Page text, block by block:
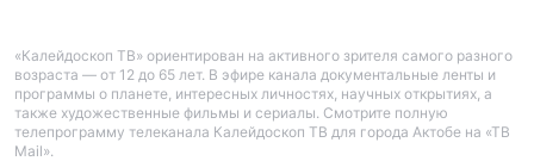
«Калейдоскоп ТВ» ориентирован на активного зрителя самого разного
возраста — от 12 до 65 лет. В эфире канала документальные ленты и
программы о планете, интересных личностях, научных открытиях, а
также художественные фильмы и сериалы. Смотрите полную
телепрограмму телеканала Калейдоскоп ТВ для города Актобе на «ТВ
Mail».